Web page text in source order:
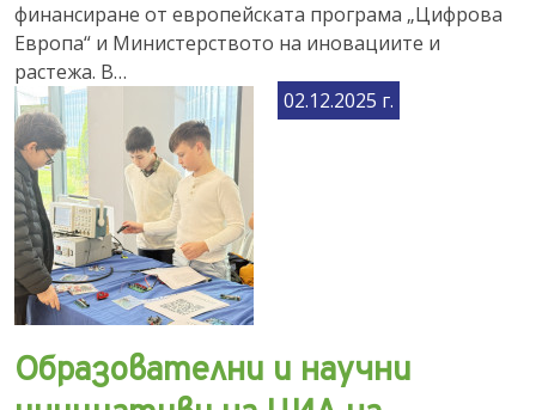
финансиране от европейската програма „Цифрова
Европа“ и Министерството на иновациите и
растежа. В…
02.12.2025 г.
Образователни и научни